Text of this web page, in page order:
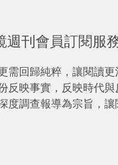
週刊會員訂閱服
需回歸純粹，讓閱讀
反映事實，反映時代
度調查報導為宗旨，